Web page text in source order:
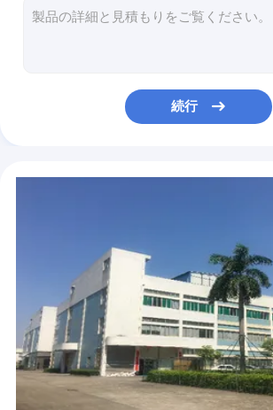
電動車椅子のための再充電可能なコスライト
格子によって結ばれるインバーターのための51.2V 600Ah 30kWh
太陽家エネルギーのための力の壁10KWh 48V LiFePO4の
LCD表示の金属の貝のためのコスライト Lifepo4のエネル
太陽Stのための再充電可能な鉛酸蓄電池3.2v
続行